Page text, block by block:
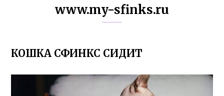
www.my-sfinks.ru
КОШКА СФИНКС СИДИТ